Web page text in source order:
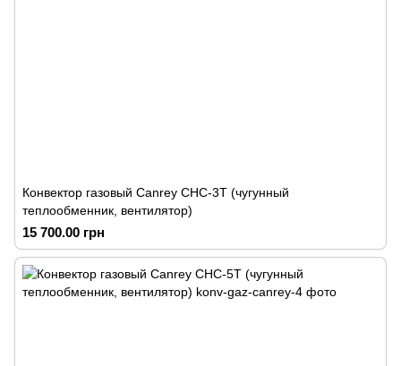
Конвектор газовый Canrey СНС-3Т (чугунный
теплообменник, вентилятор)
15 700.00 грн